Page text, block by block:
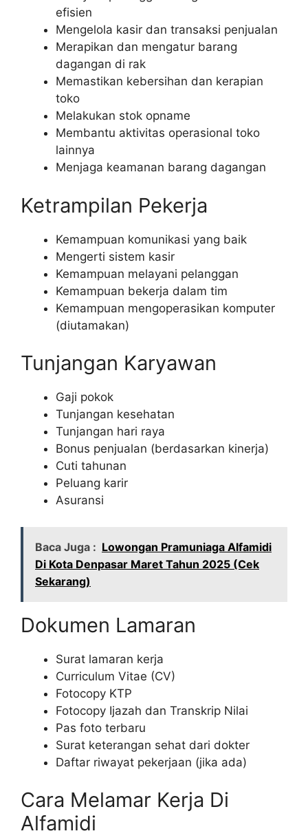
efisien
Mengelola kasir dan transaksi penjualan
Merapikan dan mengatur barang
dagangan di rak
Memastikan kebersihan dan kerapian
toko
Melakukan stok opname
Membantu aktivitas operasional toko
lainnya
Menjaga keamanan barang dagangan
Ketrampilan Pekerja
Kemampuan komunikasi yang baik
Mengerti sistem kasir
Kemampuan melayani pelanggan
Kemampuan bekerja dalam tim
Kemampuan mengoperasikan komputer
(diutamakan)
Tunjangan Karyawan
Gaji pokok
Tunjangan kesehatan
Tunjangan hari raya
Bonus penjualan (berdasarkan kinerja)
Cuti tahunan
Peluang karir
Asuransi
Baca Juga : Lowongan Pramuniaga Alfamidi
Di Kota Denpasar Maret Tahun 2025 (Cek
Sekarang)
Dokumen Lamaran
Surat lamaran kerja
Curriculum Vitae (CV)
Fotocopy KTP
Fotocopy Ijazah dan Transkrip Nilai
Pas foto terbaru
Surat keterangan sehat dari dokter
Daftar riwayat pekerjaan (jika ada)
Cara Melamar Kerja Di
Alfamidi